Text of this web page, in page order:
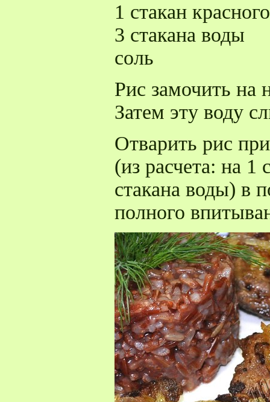
1 стакан
3 стакана воды
соль
Рис замочить на
Затем эту воду
Отварить рис
(из расчета: на 1
стакана воды) в
полного